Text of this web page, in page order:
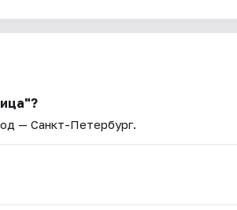
— Санкт-Петербург.